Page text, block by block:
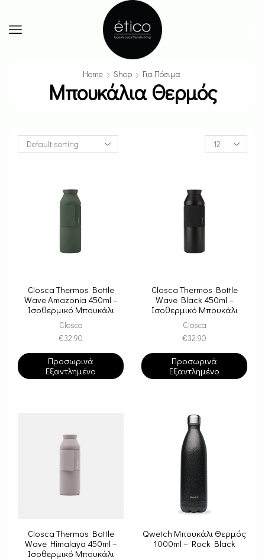
Home Shop Για Πόσιμα
Μπουκάλια Θερμός
Closca Thermos Bottle
Wave Amazonia 450ml –
Ισοθερμικό Μπουκάλι
Closca
€32.90
Προσωρινά
Εξαντλημένο
Closca Thermos Bottle
Wave Black 450ml –
Ισοθερμικό Μπουκάλι
Closca
€32.90
Προσωρινά
Εξαντλημένο
Closca Thermos Bottle
Wave Himalaya 450ml –
Ισοθερμικό Μπουκάλι
Qwetch Μπουκάλι Θερμός
1000ml – Rock Black